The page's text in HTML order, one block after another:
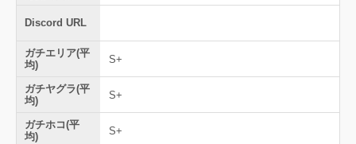
Discord URL
ガチエリア(平
均)
S+
ガチヤグラ(平
均)
S+
ガチホコ(平
均)
S+